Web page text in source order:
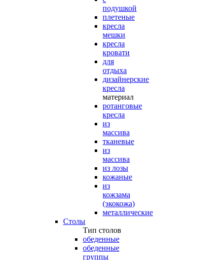
подушкой
плетеные
кресла
мешки
кресла
кровати
для
отдыха
дизайнерские
кресла
материал
ротанговые
кресла
из
массива
тканевые
из
массива
из лозы
кожаные
из
кожзама
(экокожа)
металлические
Столы
Тип столов
обеденные
обеденные
группы